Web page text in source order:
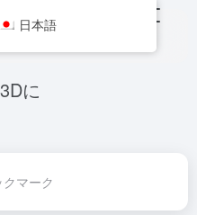
に
クマーク
日本語